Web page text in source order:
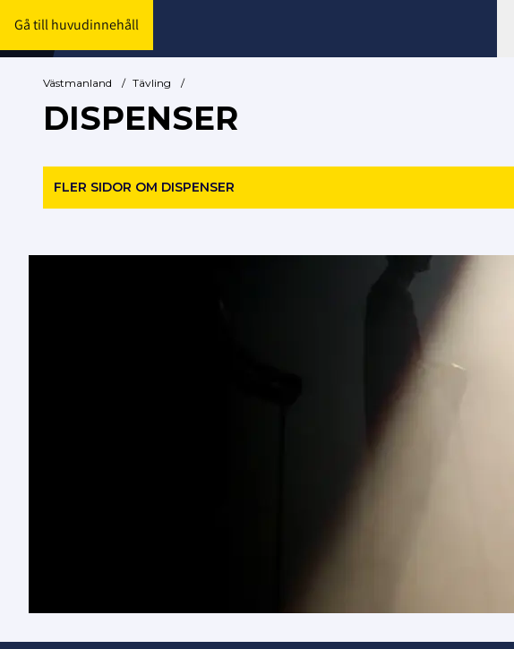
Gå till huvudinnehåll
Västmanland / Tävling /
DISPENSER
FLER SIDOR OM DISPENSER